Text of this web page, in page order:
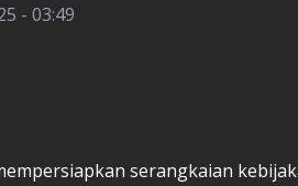
- 03:49
serangkaian